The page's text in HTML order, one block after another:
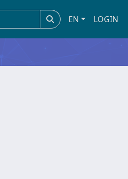
EN LOGIN